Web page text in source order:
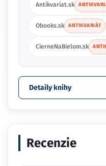
Antikvariat.sk
Obooks.sk ANTIKVARIÁT
CierneNaBielom.sk
Detaily knihy
Recenzie